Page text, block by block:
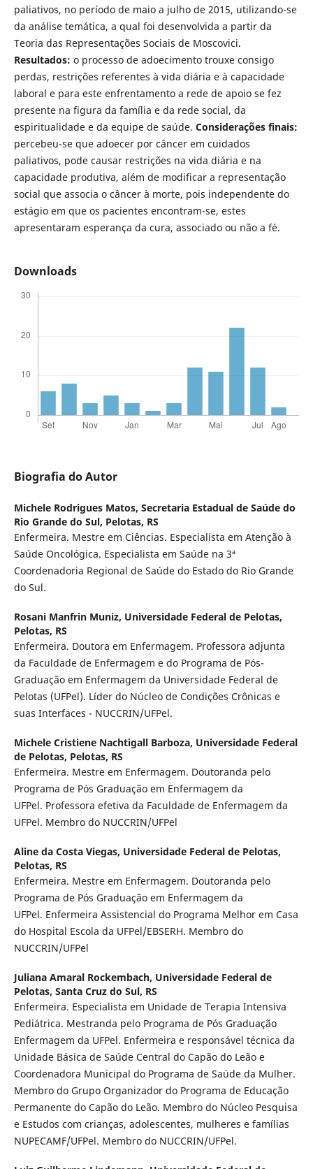
paliativos, no período de maio a julho de 2015, utilizando-se
da análise temática, a qual foi desenvolvida a partir da
Teoria das Representações Sociais de Moscovici.
Resultados: o processo de adoecimento trouxe consigo
perdas, restrições referentes à vida diária e à capacidade
laboral e para este enfrentamento a rede de apoio se fez
presente na figura da família e da rede social, da
espiritualidade e da equipe de saúde. Considerações finais:
percebeu-se que adoecer por câncer em cuidados
paliativos, pode causar restrições na vida diária e na
capacidade produtiva, além de modificar a representação
social que associa o câncer à morte, pois independente do
estágio em que os pacientes encontram-se, estes
apresentaram esperança da cura, associado ou não a fé.
Downloads
Biografia do Autor
Michele Rodrigues Matos, Secretaria Estadual de Saúde do
Rio Grande do Sul, Pelotas, RS
Enfermeira. Mestre em Ciências. Especialista em Atenção à
Saúde Oncológica. Especialista em Saúde na 3ª
Coordenadoria Regional de Saúde do Estado do Rio Grande
do Sul.
Rosani Manfrin Muniz, Universidade Federal de Pelotas,
Pelotas, RS
Enfermeira. Doutora em Enfermagem. Professora adjunta
da Faculdade de Enfermagem e do Programa de Pós-
Graduação em Enfermagem da Universidade Federal de
Pelotas (UFPel). Líder do Núcleo de Condições Crônicas e
suas Interfaces - NUCCRIN/UFPel.
Michele Cristiene Nachtigall Barboza, Universidade Federal
de Pelotas, Pelotas, RS
Enfermeira. Mestre em Enfermagem. Doutoranda pelo
Programa de Pós Graduação em Enfermagem da
UFPel. Professora efetiva da Faculdade de Enfermagem da
UFPel. Membro do NUCCRIN/UFPel
Aline da Costa Viegas, Universidade Federal de Pelotas,
Pelotas, RS
Enfermeira. Mestre em Enfermagem. Doutoranda pelo
Programa de Pós Graduação em Enfermagem da
UFPel. Enfermeira Assistencial do Programa Melhor em Casa
do Hospital Escola da UFPel/EBSERH. Membro do
NUCCRIN/UFPel
Juliana Amaral Rockembach, Universidade Federal de
Pelotas, Santa Cruz do Sul, RS
Enfermeira. Especialista em Unidade de Terapia Intensiva
Pediátrica. Mestranda pelo Programa de Pós Graduação
Enfermagem da UFPel. Enfermeira e responsável técnica da
Unidade Básica de Saúde Central do Capão do Leão e
Coordenadora Municipal do Programa de Saúde da Mulher.
Membro do Grupo Organizador do Programa de Educação
Permanente do Capão do Leão. Membro do Núcleo Pesquisa
e Estudos com crianças, adolescentes, mulheres e famílias
NUPECAMF/UFPel. Membro do NUCCRIN/UFPel.